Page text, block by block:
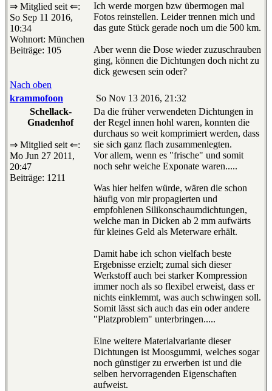
⇒ Mitglied seit ⇐:
So Sep 11 2016,
10:34
Wohnort: München
Beiträge: 105
Ich werde morgen bzw übermogen mal
Fotos reinstellen. Leider trennen mich und
das gute Stück gerade noch um die 500 km.
Aber wenn die Dose wieder zuzuschrauben
ging, können die Dichtungen doch nicht zu
dick gewesen sein oder?
Nach oben
krammofoon
So Nov 13 2016, 21:32
Schellack-
Gnadenhof
⇒ Mitglied seit ⇐:
Mo Jun 27 2011,
20:47
Beiträge: 1211
Da die früher verwendeten Dichtungen in
der Regel innen hohl waren, konnten die
durchaus so weit komprimiert werden, dass
sie sich ganz flach zusammenlegten.
Vor allem, wenn es "frische" und somit
noch sehr weiche Exponate waren.....
Was hier helfen würde, wären die schon
häufig von mir propagierten und
empfohlenen Silikonschaumdichtungen,
welche man in Dicken ab 2 mm aufwärts
für kleines Geld als Meterware erhält.
Damit habe ich schon vielfach beste
Ergebnisse erzielt; zumal sich dieser
Werkstoff auch bei starker Kompression
immer noch als so flexibel erweist, dass er
nichts einklemmt, was auch schwingen soll.
Somit lässt sich auch das ein oder andere
"Platzproblem" unterbringen.....
Eine weitere Materialvariante dieser
Dichtungen ist Moosgummi, welches sogar
noch günstiger zu erwerben ist und die
selben hervorragenden Eigenschaften
aufweist.